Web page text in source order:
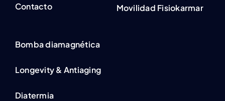
Contacto
Movilidad Fisiokarmar
Bomba diamagnética
Longevity & Antiaging
Diatermia